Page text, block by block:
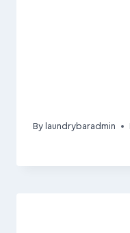
By laundrybaradmin